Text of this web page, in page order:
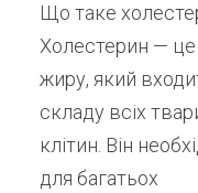
Що таке
Холестерин — це
жиру, який
складу всіх
клітин. Він
для багатьох